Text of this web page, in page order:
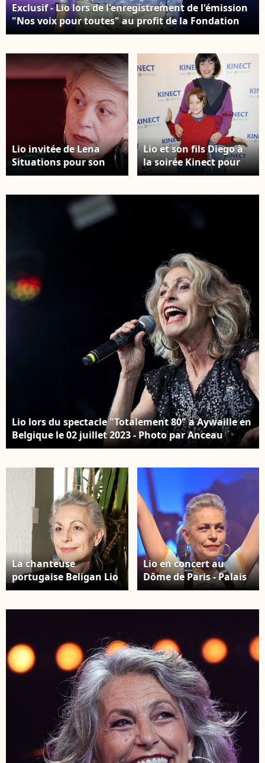
Exclusif - Lio lors de l'enregistrement de l'émission
"Nos voix pour toutes" au profit de la Fondation
des femmes à l'Adidas Arena diffusée sur TMC le 25
2025. © Guirec-Moreau/Bestimage
Lio invitée de Lena
Situations pour son
podcast
Lio et son fils Diego à
la soirée Kinect pour
XBox 360 au VIP Room
Lio lors du spectacle "Totalement 80" a Aywaille en
Belgique le 02 juillet 2023 - Photo par Anceau
C/Belpress/ANDBZ/ABACAPRESS.COM
La chanteuse
portugaise Beligan Lio
pose lors d'une séance
de Luchon, dans le
sud-ouest de la France,
le 10 février 2022.
Photo par Daniel
Derajinski/ABACAPRESS.COM
Lio en concert au
Dôme de Paris - Palais
des Sports, Paris,